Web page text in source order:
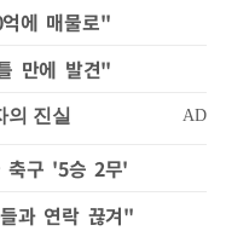
에 매물로"
만에 발견"
축구 '5승 2무'
과 연락 끊겨"